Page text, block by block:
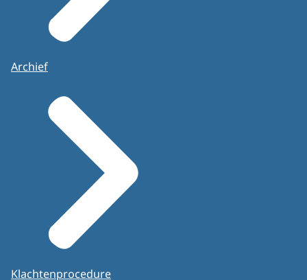
Archief
Klachtenprocedure